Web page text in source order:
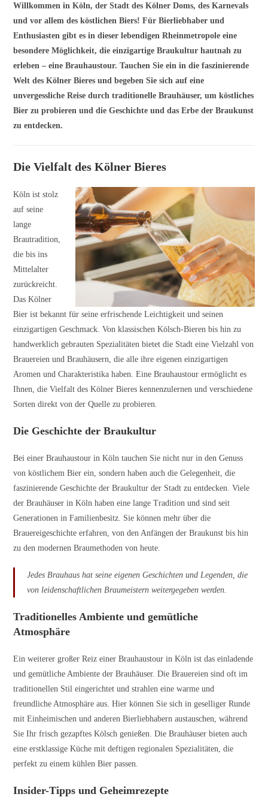
Willkommen in Köln, der Stadt des Kölner Doms, des Karnevals
und vor allem des köstlichen Biers! Für Bierliebhaber und
Enthusiasten gibt es in dieser lebendigen Rheinmetropole eine
besondere Möglichkeit, die einzigartige Braukultur hautnah zu
erleben – eine Brauhaustour. Tauchen Sie ein in die faszinierende
Welt des Kölner Bieres und begeben Sie sich auf eine
unvergessliche Reise durch traditionelle Brauhäuser, um köstliches
Bier zu probieren und die Geschichte und das Erbe der Braukunst
zu entdecken.
Die Vielfalt des Kölner Bieres
Köln ist stolz
auf seine
lange
Brautradition,
die bis ins
Mittelalter
zurückreicht.
Das Kölner
Bier ist bekannt für seine erfrischende Leichtigkeit und seinen
einzigartigen Geschmack. Von klassischen Kölsch-Bieren bis hin zu
handwerklich gebrauten Spezialitäten bietet die Stadt eine Vielzahl von
Brauereien und Brauhäusern, die alle ihre eigenen einzigartigen
Aromen und Charakteristika haben. Eine Brauhaustour ermöglicht es
Ihnen, die Vielfalt des Kölner Bieres kennenzulernen und verschiedene
Sorten direkt von der Quelle zu probieren.
Die Geschichte der Braukultur
Bei einer Brauhaustour in Köln tauchen Sie nicht nur in den Genuss
von köstlichem Bier ein, sondern haben auch die Gelegenheit, die
faszinierende Geschichte der Braukultur der Stadt zu entdecken. Viele
der Brauhäuser in Köln haben eine lange Tradition und sind seit
Generationen in Familienbesitz. Sie können mehr über die
Brauereigeschichte erfahren, von den Anfängen der Braukunst bis hin
zu den modernen Braumethoden von heute.
Jedes Brauhaus hat seine eigenen Geschichten und Legenden, die
von leidenschaftlichen Braumeistern weitergegeben werden.
Traditionelles Ambiente und gemütliche
Atmosphäre
Ein weiterer großer Reiz einer Brauhaustour in Köln ist das einladende
und gemütliche Ambiente der Brauhäuser. Die Brauereien sind oft im
traditionellen Stil eingerichtet und strahlen eine warme und
freundliche Atmosphäre aus. Hier können Sie sich in geselliger Runde
mit Einheimischen und anderen Bierliebhabern austauschen, während
Sie Ihr frisch gezapftes Kölsch genießen. Die Brauhäuser bieten auch
eine erstklassige Küche mit deftigen regionalen Spezialitäten, die
perfekt zu einem kühlen Bier passen.
Insider-Tipps und Geheimrezepte